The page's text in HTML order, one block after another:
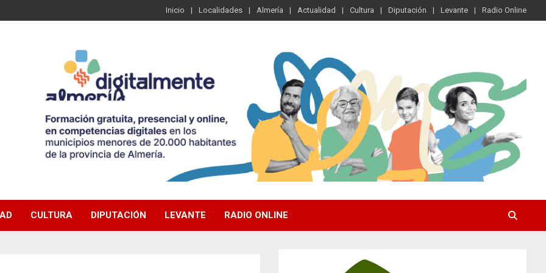
Inicio Localidades Almería Actualidad Cultura Diputación Levante Radio Online
CULTURA DIPUTACIÓN LEVANTE RADIO ONLINE